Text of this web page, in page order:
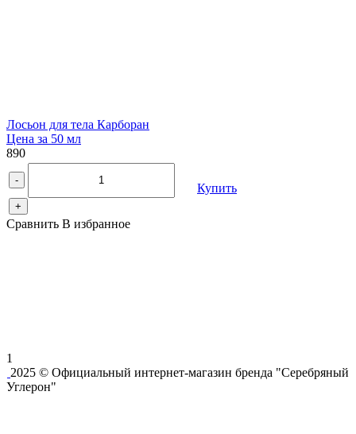
Лосьон для тела Карборан
Цена за 50 мл
890
-
+
Купить
Сравнить В избранное
1
2025 © Официальный интернет-магазин бренда "Серебряный
Углерон"